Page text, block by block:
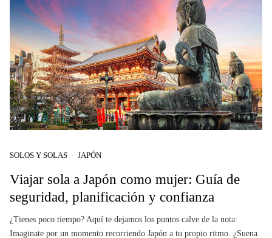
SOLOS Y SOLAS JAPÓN
Viajar sola a Japón como mujer: Guía de
seguridad, planificación y confianza
¿Tienes poco tiempo? Aquí te dejamos los puntos calve de la nota:
Imaginate por un momento recorriendo Japón a tu propio ritmo. ¿Suena